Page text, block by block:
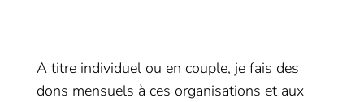
A titre individuel ou en couple, je fais des
dons mensuels à ces organisations et aux